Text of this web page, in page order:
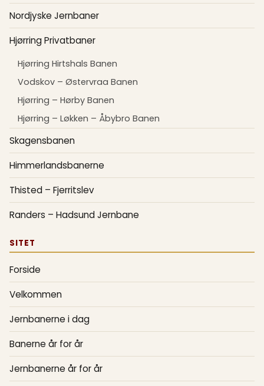
Nordjyske Jernbaner
Hjørring Privatbaner
Hjørring Hirtshals Banen
Vodskov – Østervraa Banen
Hjørring – Hørby Banen
Hjørring – Løkken – Åbybro Banen
Skagensbanen
Himmerlandsbanerne
Thisted – Fjerritslev
Randers – Hadsund Jernbane
SITET
Forside
Velkommen
Jernbanerne i dag
Banerne år for år
Jernbanerne år for år